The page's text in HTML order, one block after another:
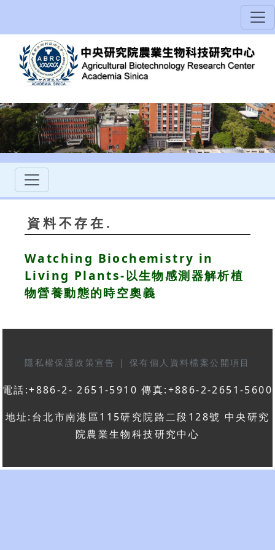
資料不存在.
Watching Biochemistry in
Living Plants-以生物感測器解析植
物營養動態的時空奧義
隱私權保護政策宣告 | 保有個人資料檔案公開項目
電話:+886-2- 2651-5910 傳真:+886-2-2651-5600
地址:台北市南港區115研究院路二段128號 中央研究
院農業生物科技研究中心